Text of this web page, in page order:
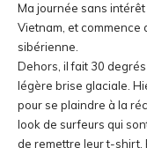
Ma journée sans
Vietnam, et commence
sibérienne.
Dehors, il fait 30
légère brise glaciale.
pour se plaindre à la
look de surfeurs qui
de remettre leur t-shirt.